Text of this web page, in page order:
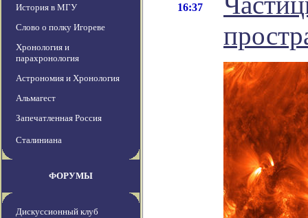
История в МГУ
Слово о полку Игореве
Хронология и
парахронология
Астрономия и Хронология
Альмагест
Запечатленная Россия
Сталиниана
ФОРУМЫ
Дискуссионный клуб
16:37